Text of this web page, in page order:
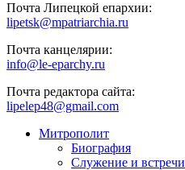
Почта Липецкой епархии:
lipetsk@mpatriarchia.ru
Почта канцелярии:
info@le-eparchy.ru
Почта редактора сайта:
lipelep48@gmail.com
Митрополит
Биография
Служение и встречи